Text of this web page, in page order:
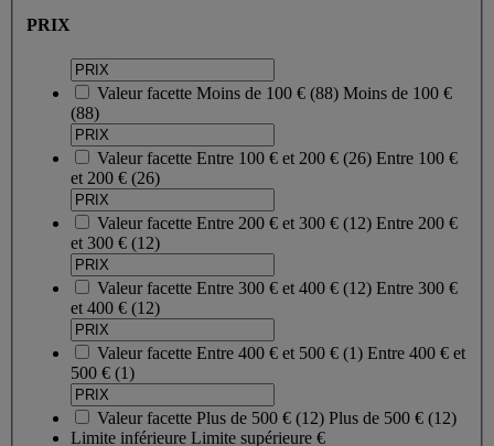
PRIX
Valeur facette Moins de 100 € (88) Moins de 100 €
(88)
Valeur facette Entre 100 € et 200 € (26) Entre 100 €
et 200 € (26)
Valeur facette Entre 200 € et 300 € (12) Entre 200 €
et 300 € (12)
Valeur facette Entre 300 € et 400 € (12) Entre 300 €
et 400 € (12)
Valeur facette Entre 400 € et 500 € (1) Entre 400 € et
500 € (1)
Valeur facette Plus de 500 € (12) Plus de 500 € (12)
Limite inférieure Limite supérieure €